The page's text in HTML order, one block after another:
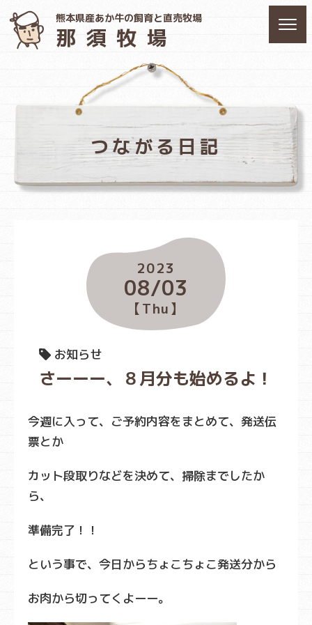
熊本県産あか牛の飼育と直売牧場
那須牧場
つながる日記
2023
08/03
【Thu】
お知らせ
さーーー、８月分も始めるよ！
今週に入って、ご予約内容をまとめて、発送伝
票とか
カット段取りなどを決めて、掃除までしたか
ら、
準備完了！！
という事で、今日からちょこちょこ発送分から
お肉から切ってくよーー。